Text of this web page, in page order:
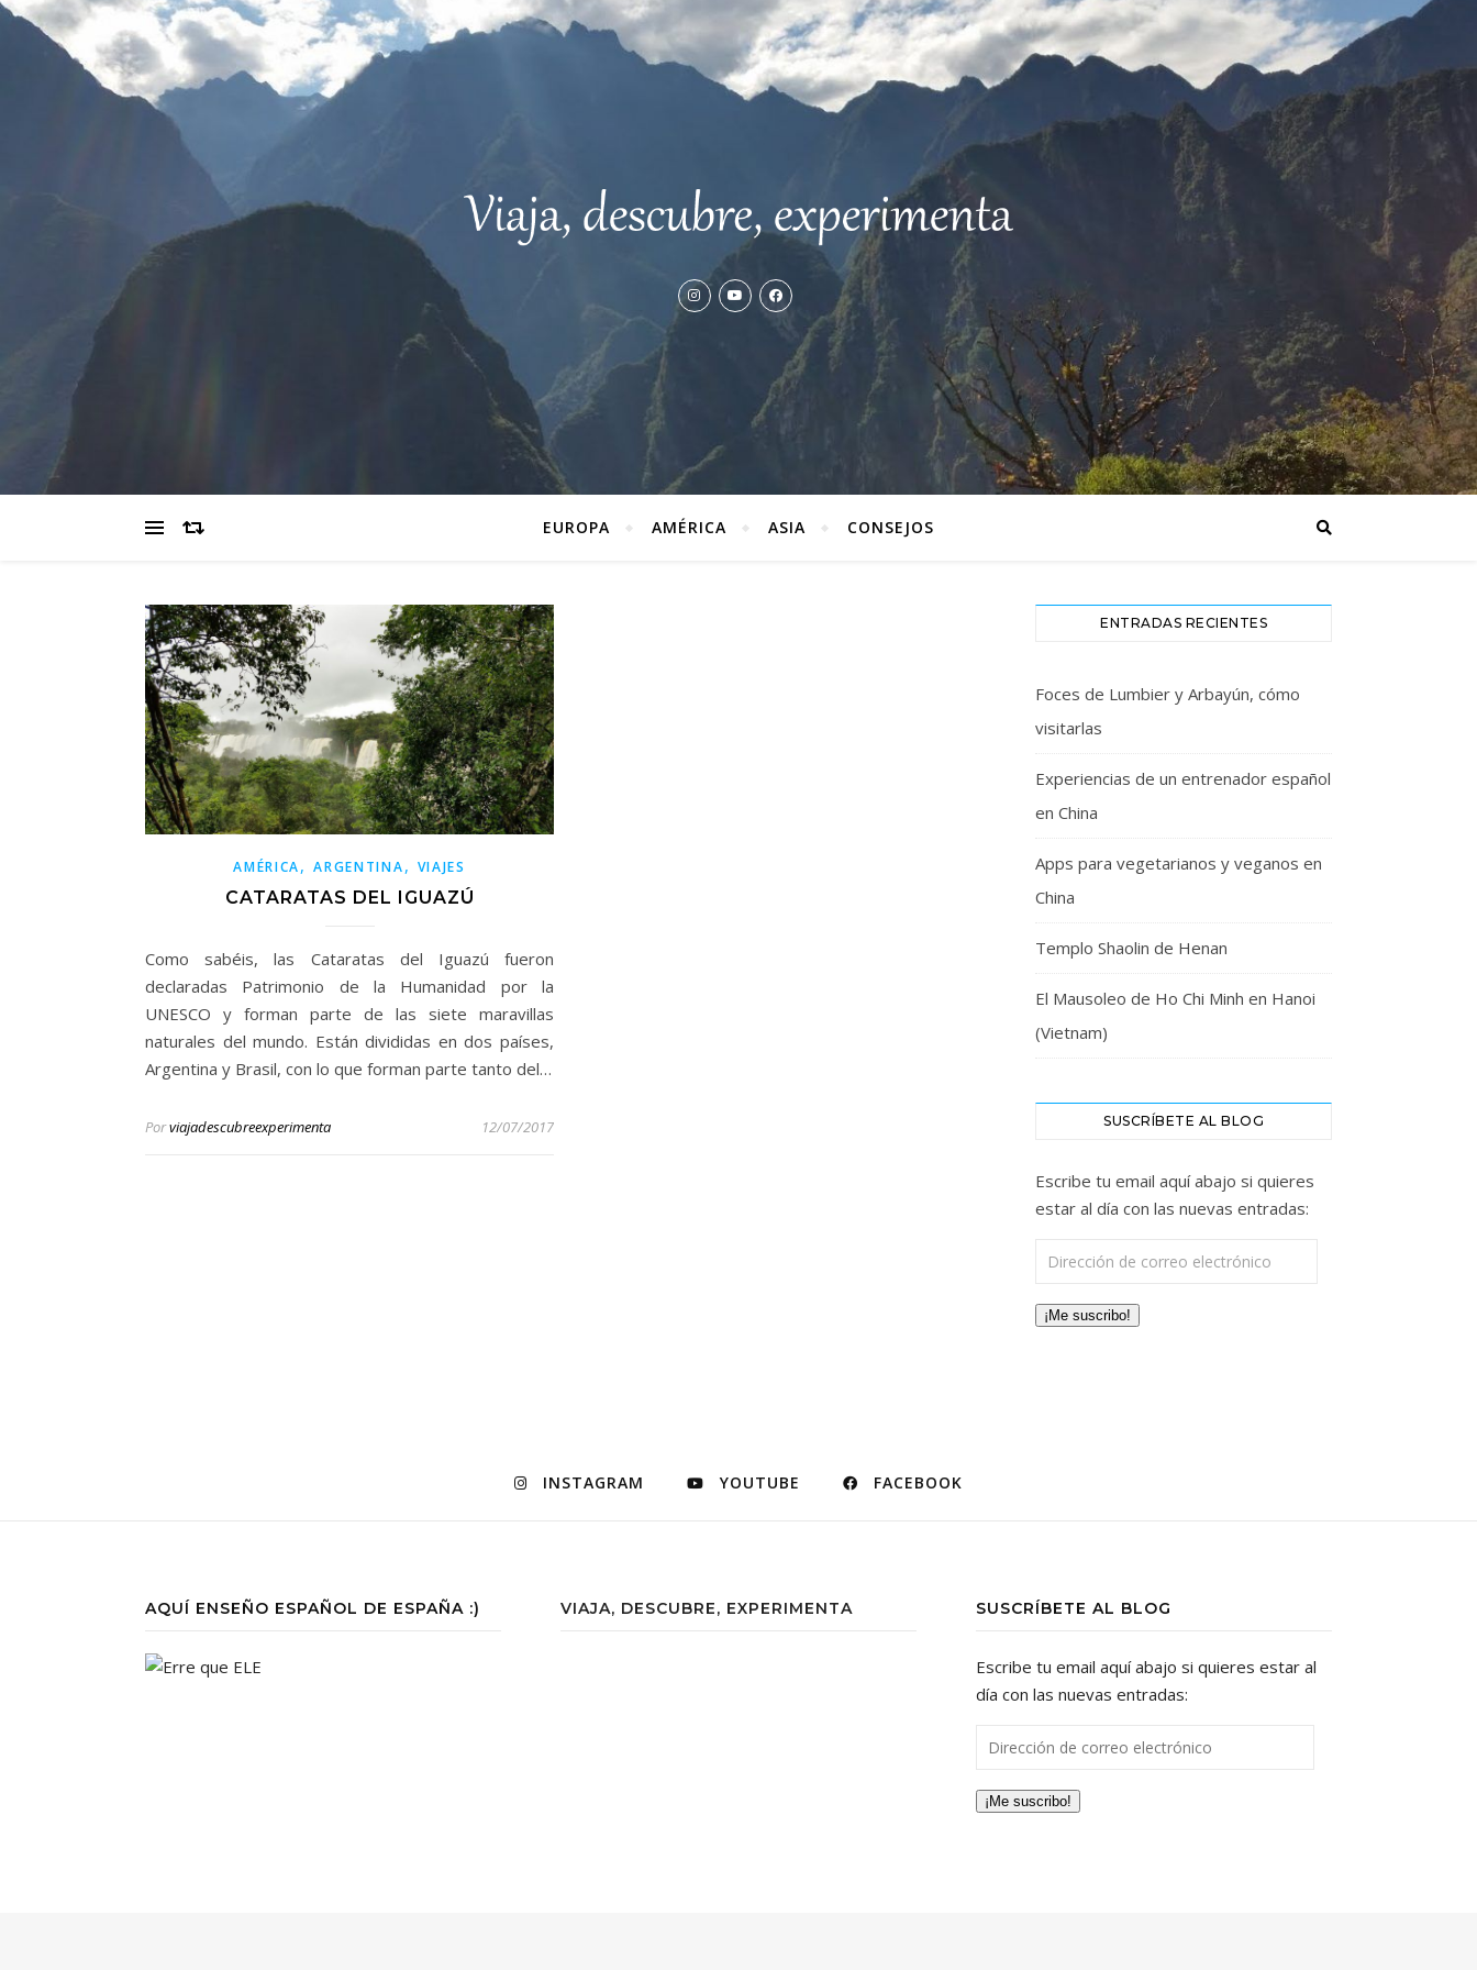
EUROPA AMÉRICA ASIA CONSEJOS
AMÉRICA,ARGENTINA, VIAJES
CATARATAS DEL IGUAZÚ
Como sabéis, las Cataratas del Iguazú fueron
declaradas Patrimonio de la Humanidad por la
UNESCO y forman parte de las siete maravillas
naturales del mundo. Están divididas en dos países,
Argentina y Brasil, con lo que forman parte tanto del…
Porviajadescubreexperimenta 12/07/2017
ENTRADAS RECIENTES
Foces de Lumbier y Arbayún, cómo
visitarlas
Experiencias de un entrenador español
en China
Apps para vegetarianos y veganos en
China
Templo Shaolin de Henan
El Mausoleo de Ho Chi Minh en Hanoi
(Vietnam)
SUSCRÍBETE AL BLOG
Escribe tu email aquí abajo si quieres
estar al día con las nuevas entradas:
Dirección de correo electrónico
¡Me suscribo!
INSTAGRAM YOUTUBE FACEBOOK
AQUÍ ENSEÑO ESPAÑOL DE ESPAÑA :) VIAJA, DESCUBRE, EXPERIMENTA SUSCRÍBETE AL BLOG
Escribe tu email aquí abajo si quieres estar al
día con las nuevas entradas:
Dirección de correo electrónico
¡Me suscribo!